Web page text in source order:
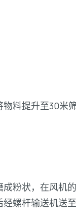
料提升至30
粉状，在风
螺杆输送机送至